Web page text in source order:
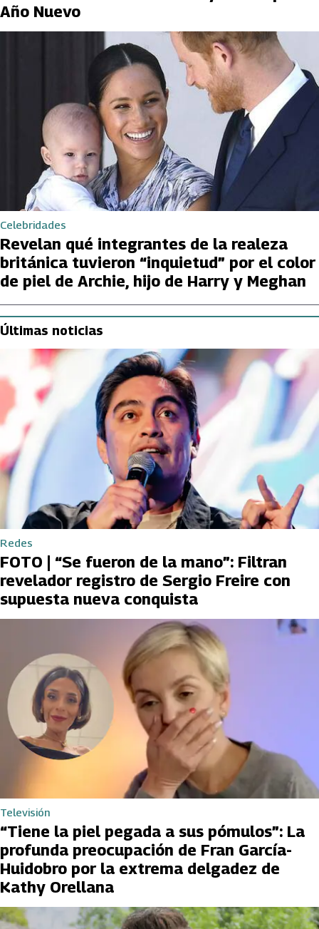
Año Nuevo
Celebridades
Revelan qué integrantes de la realeza
británica tuvieron “inquietud” por el color
de piel de Archie, hijo de Harry y Meghan
Últimas noticias
Redes
FOTO | “Se fueron de la mano”: Filtran
revelador registro de Sergio Freire con
supuesta nueva conquista
Televisión
“Tiene la piel pegada a sus pómulos”: La
profunda preocupación de Fran García-
Huidobro por la extrema delgadez de
Kathy Orellana